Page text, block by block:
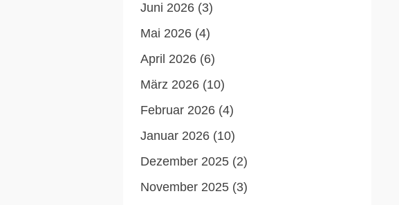
Juni 2026(3)
Mai 2026(4)
April 2026(6)
März 2026(10)
Februar 2026(4)
Januar 2026(10)
Dezember 2025(2)
November 2025(3)